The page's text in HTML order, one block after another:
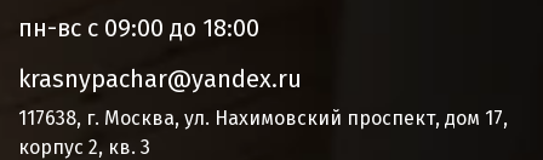
пн-вс с 09:00 до 18:00
krasnypachar@yandex.ru
117638, г. Москва, ул. Нахимовский проспект, дом 17,
корпус 2, кв. 3